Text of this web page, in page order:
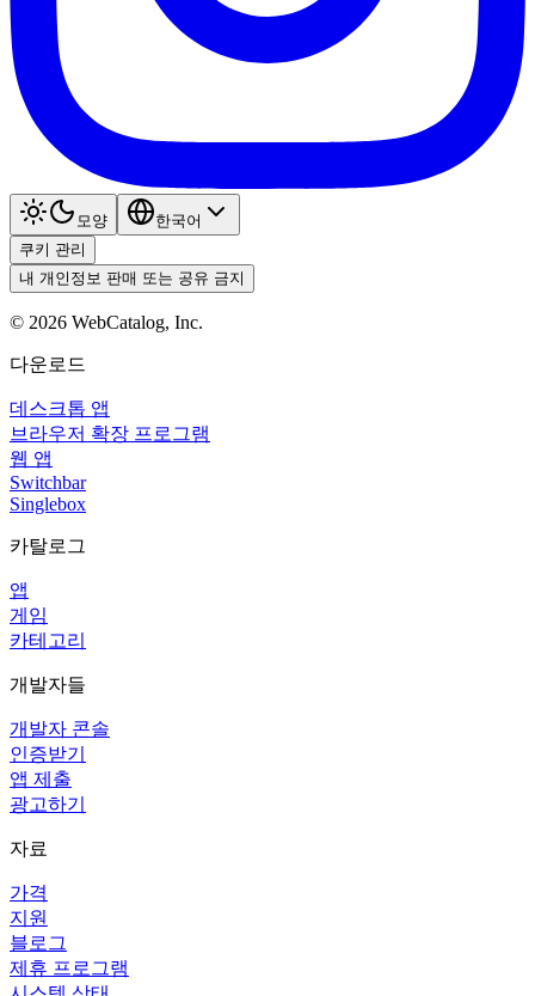
모양
한국어
쿠키 관리
내 개인정보 판매 또는 공유 금지
© 2026 WebCatalog, Inc.
다운로드
데스크톱 앱
브라우저 확장 프로그램
웹 앱
Switchbar
Singlebox
카탈로그
앱
게임
카테고리
개발자들
개발자 콘솔
인증받기
앱 제출
광고하기
자료
가격
지원
블로그
제휴 프로그램